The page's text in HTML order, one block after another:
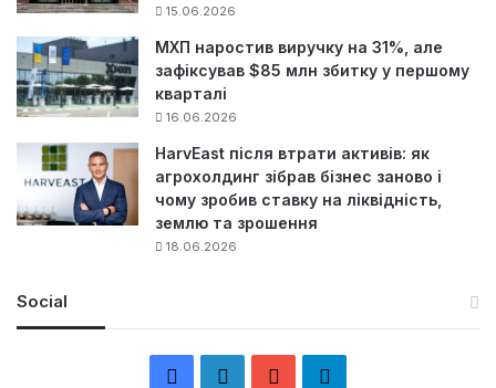
15.06.2026
МХП наростив виручку на 31%, але
зафіксував $85 млн збитку у першому
кварталі
16.06.2026
HarvEast після втрати активів: як
агрохолдинг зібрав бізнес заново і
чому зробив ставку на ліквідність,
землю та зрошення
18.06.2026
Social